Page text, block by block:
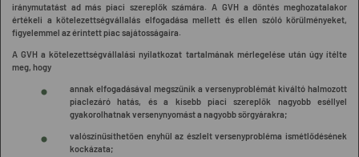
iránymutatást ad más piaci szereplők számára. A GVH a döntés meghozatalakor
értékeli a kötelezettségvállalás elfogadása mellett és ellen szóló körülményeket,
figyelemmel az érintett piac sajátosságaira.
A GVHa kötelezettségvállalási nyilatkozat tartalmának mérlegelése utánúgy ítélte
meg, hogy
annak elfogadásával megszűnik a versenyproblémát kiváltó halmozott
piaclezáró hatás, és a kisebb piaci szereplők nagyobb eséllyel
gyakorolhatnak versenynyomást a nagyobb sörgyárakra;
valószínűsíthetően enyhül az észlelt versenyprobléma ismétlődésének
kockázata;